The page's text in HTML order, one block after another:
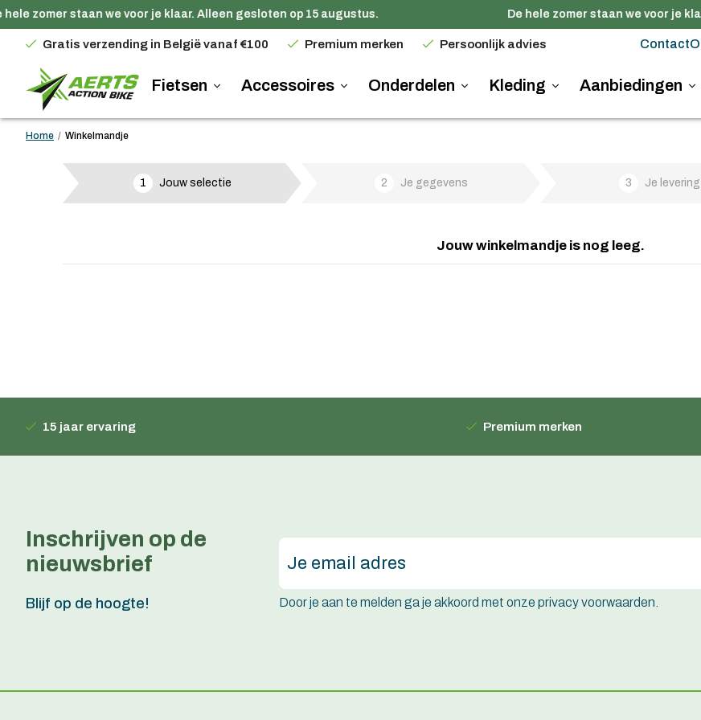
zomer staan we voor je klaar. Alleen gesloten op 15 augustus. De hele zomer staan we voor je
Gratis verzending in België vanaf €100 Premium merken Persoonlijk advies Contact
Fietsen Accessoires Onderdelen Kleding Aanbiedingen
Home / Winkelmandje
1 Jouw selectie 2 Je gegevens 3 Je levering
Jouw winkelmandje is nog leeg.
15 jaar ervaring Premium merken
Inschrijven op de
nieuwsbrief
Blijf op de hoogte! Door je aan te melden ga je akkoord met onze privacy voorwaarden.